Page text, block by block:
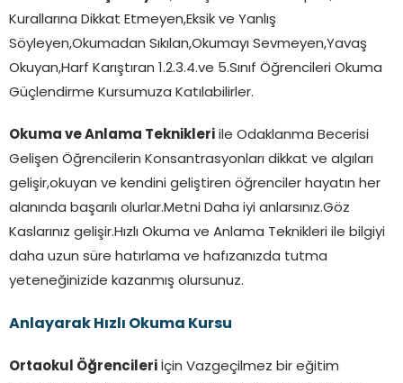
Kurallarına Dikkat Etmeyen,Eksik ve Yanlış
Söyleyen,Okumadan Sıkılan,Okumayı Sevmeyen,Yavaş
Okuyan,Harf Karıştıran 1.2.3.4.ve 5.Sınıf Öğrencileri Okuma
Güçlendirme Kursumuza Katılabilirler.
Okuma ve Anlama Teknikleri ile Odaklanma Becerisi
Gelişen Öğrencilerin Konsantrasyonları dikkat ve algıları
gelişir,okuyan ve kendini geliştiren öğrenciler hayatın her
alanında başarılı olurlar.Metni Daha iyi anlarsınız.Göz
Kaslarınız gelişir.Hızlı Okuma ve Anlama Teknikleri ile bilgiyi
daha uzun süre hatırlama ve hafızanızda tutma
yeteneğinizide kazanmış olursunuz.
Anlayarak Hızlı Okuma Kursu
Ortaokul Öğrencileri İçin Vazgeçilmez bir eğitim